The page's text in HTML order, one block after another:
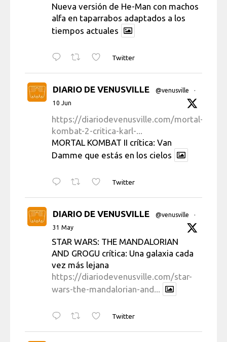
Nueva versión de He-Man con machos
alfa en taparrabos adaptados a los
tiempos actuales
Twitter
DIARIO DE VENUSVILLE @venusville
·
10 Jun
https://diariodevenusville.com/mortal-
kombat-2-critica-karl-...
MORTAL KOMBAT II crítica: Van
Damme que estás en los cielos
Twitter
DIARIO DE VENUSVILLE @venusville
·
31 May
STAR WARS: THE MANDALORIAN
AND GROGU crítica: Una galaxia cada
vez más lejana
https://diariodevenusville.com/star-
wars-the-mandalorian-and...
Twitter